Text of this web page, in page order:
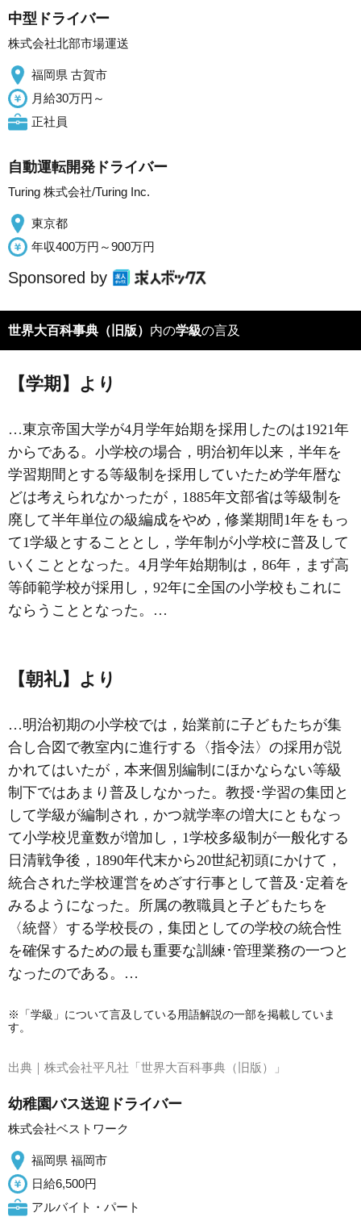
中型ドライバー
株式会社北部市場運送
福岡県 古賀市
月給30万円～
正社員
自動運転開発ドライバー
Turing 株式会社/Turing Inc.
東京都
年収400万円～900万円
Sponsored by
世界大百科事典（旧版） 内の学級の言及
【学期】より
…東京帝国大学が4月学年始期を採用したのは1921年
からである。小学校の場合，明治初年以来，半年を
学習期間とする等級制を採用していたため学年暦な
どは考えられなかったが，1885年文部省は等級制を
廃して半年単位の級編成をやめ，修業期間1年をもっ
て1学級 とすることとし，学年制が小学校に普及して
いくこととなった。4月学年始期制は，86年，まず高
等師範学校が採用し，92年に全国の小学校もこれに
ならうこととなった。…
【朝礼】より
…明治初期の小学校では，始業前に子どもたちが集
合し合図で教室内に進行する〈指令法〉の採用が説
かれてはいたが，本来個別編制にほかならない等級
制下ではあまり普及しなかった。教授･学習の集団と
して学級が編制され，かつ就学率の増大にともなっ
て小学校児童数が増加し，1学校多級制が一般化する
日清戦争後，1890年代末から20世紀初頭にかけて，
統合された学校運営をめざす行事として普及･定着を
みるようになった。所属の教職員と子どもたちを
〈統督〉する学校長の，集団としての学校の統合性
を確保するための最も重要な訓練･管理業務の一つと
なったのである。…
※「学級」について言及している用語解説の一部を掲載していま
す。
出典｜ 株式会社平凡社「世界大百科事典（旧版）」
幼稚園バス送迎ドライバー
株式会社ベストワーク
福岡県 福岡市
日給6,500円
アルバイト・パート